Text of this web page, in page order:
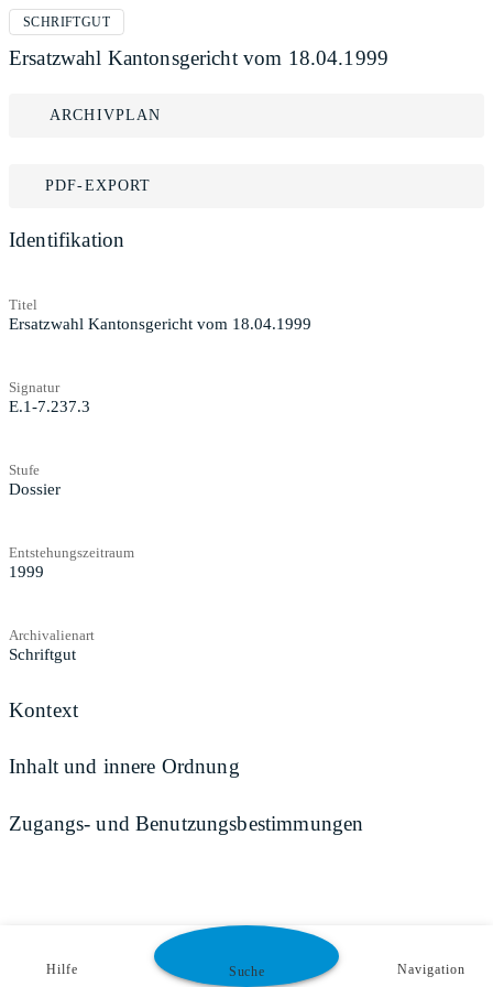
SCHRIFTGUT
Ersatzwahl Kantonsgericht vom 18.04.1999
ARCHIVPLAN
PDF-EXPORT
Identifikation
Titel
Ersatzwahl Kantonsgericht vom 18.04.1999
Signatur
E.1-7.237.3
Stufe
Dossier
Entstehungszeitraum
1999
Archivalienart
Schriftgut
Kontext
Inhalt und innere Ordnung
Zugangs- und Benutzungsbestimmungen
Hilfe Suche Navigation